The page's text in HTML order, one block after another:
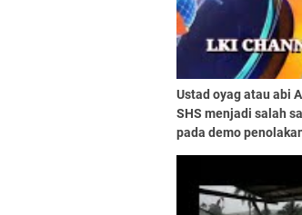
Ustad oyag atau abi
SHS menjadi salah
pada demo